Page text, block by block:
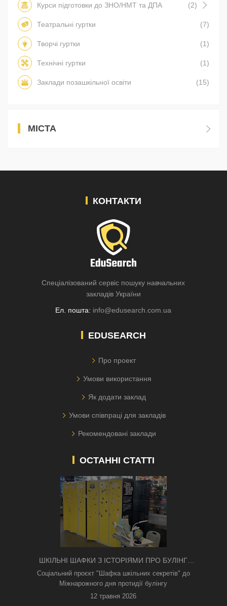
Курси підготовки до ЗНО/НМТ та ДПА (2)
Театральні гуртки (7)
Творчі гуртки (1)
Технічні гуртки (1)
Заклади позашкільної освіти (15)
МІСТА
КОНТАКТИ
Спеціалізований сервіс пошуку навчальних
закладів України
Ел. пошта: info@edusearch.com.ua
EDUSEARCH
Про проект
Умови використання
Як додати заклад
Умови співпраці для закладів
Рекомендовані заклади
ОСТАННІ СТАТТІ
ШКІЛЬНІ ШАФКИ З ІСТОРІЯМИ ПРО БУЛІНГ
З'ЯВИЛИСЯ В КИЄВІ
Соціальний проєкт "Шафка шкільних секретів" до
Міжнарожного дня протидії булінгу
12 травня 2026